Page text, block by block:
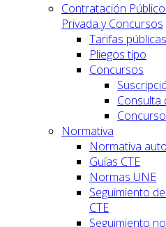
Contratación
Privada y Concursos
Tarifas públicas
Pliegos tipo
Concursos
Consulta
Normativa
Normativa
Guías CTE
Normas UNE
Seguimiento
CTE
Seguimiento